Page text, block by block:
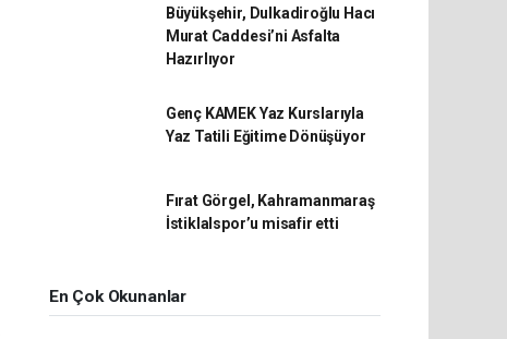
Büyükşehir, Dulkadiroğlu Hacı
Murat Caddesi’ni Asfalta
Hazırlıyor
Genç KAMEK Yaz Kurslarıyla
Yaz Tatili Eğitime Dönüşüyor
Fırat Görgel, Kahramanmaraş
İstiklalspor’u misafir etti
En Çok Okunanlar